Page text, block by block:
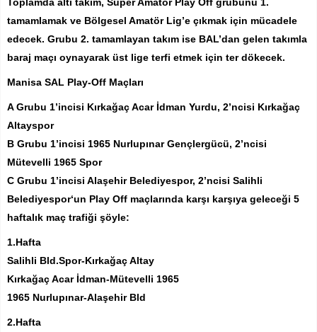
tamamlamak ve Bölgesel Amatör Lig’e çıkmak için mücadele
edecek. Grubu 2. tamamlayan takım ise BAL’dan gelen takımla
baraj maçı oynayarak üst lige terfi etmek için ter dökecek.
Manisa SAL Play-Off Maçları
A Grubu 1’incisi Kırkağaç Acar İdman Yurdu, 2’ncisi Kırkağaç
Altayspor
B Grubu 1’incisi 1965 Nurlupınar Gençlergücü, 2’ncisi
Mütevelli 1965 Spor
C Grubu 1’incisi Alaşehir Belediyespor, 2’ncisi Salihli
Belediyespor‘un Play Off maçlarında karşı karşıya geleceği 5
haftalık maç trafiği şöyle:
1.Hafta
Salihli Bld.Spor-Kırkağaç Altay
Kırkağaç Acar İdman-Mütevelli 1965
1965 Nurlupınar-Alaşehir Bld
2.Hafta